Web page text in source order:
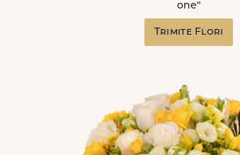
one"
Trimite Flori